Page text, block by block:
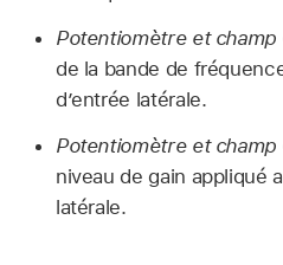
Potentiomètre et champ
de la bande de
d’entrée latérale.
Potentiomètre et champ
niveau de gain appliqué
latérale.